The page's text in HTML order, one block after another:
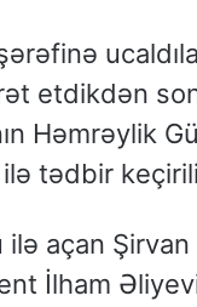
etdikdən
Həmrəylik
ilə tədbir
açan
İlham